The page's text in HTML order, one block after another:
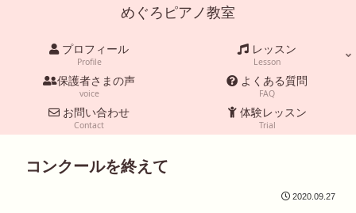
めぐろピアノ教室
プロフィール
Profile
レッスン
Lesson
保護者さまの声
voice
よくある質問
FAQ
お問い合わせ
Contact
体験レッスン
Trial
コンクールを終えて
2020.09.27